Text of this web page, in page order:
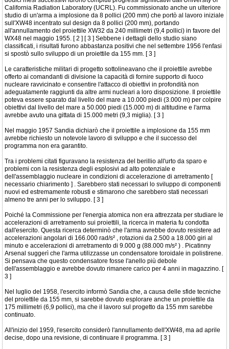
California Radiation Laboratory (UCRL). Fu commissionato anche un ulteriore
studio di un'arma a implosione da 8 pollici (200 mm) che portò al lavoro iniziale
sull'XW48 incentrato sul design da 8 pollici (200 mm), portando
all'annullamento del proiettile XW32 da 240 millimetri (9,4 pollici) in favore del
WX48 nel maggio 1955. [ 2 ] [ 3 ] Sebbene i dettagli dello studio siano
classificati, i risultati furono abbastanza positivi che nel settembre 1956 l'enfasi
si spostò sullo sviluppo di un proiettile da 155 mm. [ 3 ]
Le caratteristiche militari di progetto sottolineavano che il proiettile avrebbe
offerto ai comandanti di divisione la capacità di fornire supporto di fuoco
nucleare ravvicinato e consentire l'attacco di obiettivi in ​​profondità non
adeguatamente raggiunti da altre armi nucleari a loro disposizione. Il proiettile
poteva essere sparato dal livello del mare a 10.000 piedi (3.000 m) per colpire
obiettivi dal livello del mare a 50.000 piedi (15.000 m) di altitudine e l'arma
avrebbe avuto una gittata di 15.000 metri (9,3 miglia). [ 3 ]
Nel maggio 1957 Sandia dichiarò che il proiettile a implosione da 155 mm
avrebbe richiesto un notevole lavoro di sviluppo e che il successo del
programma non era garantito.
Tra i problemi citati figuravano la resistenza del berillio all'urto da sparo e
problemi con la resistenza degli esplosivi ad alto potenziale e
dell'assemblaggio nucleare in condizioni di accelerazione di arretramento [
necessario chiarimento ] . Sarebbero stati necessari lo sviluppo di componenti
nuovi ed estremamente robusti e stimarono che sarebbero stati necessari
almeno tre anni per lo sviluppo. [ 3 ]
Poiché la Commissione per l'energia atomica non era attrezzata per studiare le
accelerazioni di arretramento sui proiettili, la ricerca in materia fu condotta
dall'esercito. Questa ricerca determinò che l'arma avrebbe dovuto resistere ad
accelerazioni angolari di 166.000 rad/s² , rotazioni da 2.500 a 18.000 giri al
minuto e accelerazioni di arretramento di 9.000 g (88.000 m/s² ) . Picatinny
Arsenal suggerì che l'arma utilizzasse un condensatore toroidale in polistirene.
Si pensava che questo condensatore fosse l'anello più debole
dell'assemblaggio e avrebbe dovuto rimanere carico per 4 anni in magazzino. [
3 ]
Nel luglio del 1958, l'esercito informò Sandia che, a causa delle sfide tecniche
del proiettile da 155 mm, si sarebbe dovuto esplorare anche un proiettile da
175 millimetri (6,9 pollici), ma che il lavoro sul progetto da 155 mm sarebbe
continuato.
All'inizio del 1959, l'esercito considerò l'annullamento dell'XW48, ma ad aprile
decise, dopo una revisione, di continuare il programma. [ 3 ]